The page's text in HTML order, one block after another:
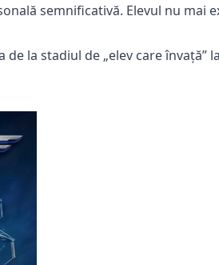
semnificativă. Elevul nu mai
la stadiul de „elev care învață”